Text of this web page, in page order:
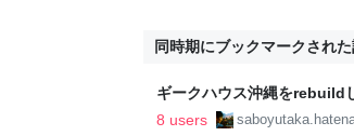
同時期にブックマークされ
ギークハウス沖縄を
8 users